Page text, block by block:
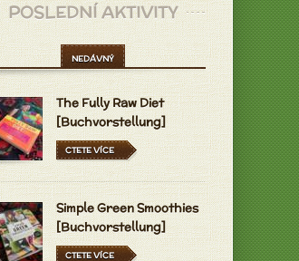
POSLEDNÍ AKTIVITY
NEDÁVNÝ
The Fully Raw Diet
[Buchvorstellung]
CTETE VÍCE
Simple Green Smoothies
[Buchvorstellung]
CTETE VÍCE